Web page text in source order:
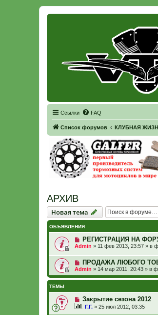
Ссылки FAQ
Список форумов КЛУБНАЯ
АРХИВ
Новая тема
Новаятема
ОБЪЯВЛЕНИЯ
РЕГИСТРАЦИЯ НА
Admin » 11 фев 2013, 23:57 » в
ПРОДАЖА ЛЮБОГО
Admin » 14 мар 2011, 20:43 » в
ТЕМЫ
Закрытие сезона 2012
Г.Г. » 25 июл 2012, 03:35